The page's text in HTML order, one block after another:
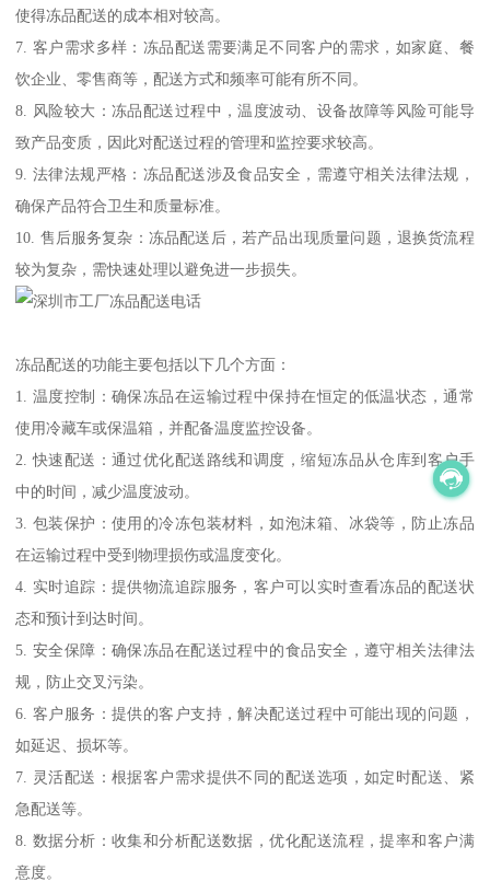
使得冻品配送的成本相对较高。
7. 客户需求多样：冻品配送需要满足不同客户的需求，如家庭、餐
饮企业、零售商等，配送方式和频率可能有所不同。
8. 风险较大：冻品配送过程中，温度波动、设备故障等风险可能导
致产品变质，因此对配送过程的管理和监控要求较高。
9. 法律法规严格：冻品配送涉及食品安全，需遵守相关法律法规，
确保产品符合卫生和质量标准。
10. 售后服务复杂：冻品配送后，若产品出现质量问题，退换货流程
较为复杂，需快速处理以避免进一步损失。
冻品配送的功能主要包括以下几个方面：
1. 温度控制：确保冻品在运输过程中保持在恒定的低温状态，通常
使用冷藏车或保温箱，并配备温度监控设备。
2. 快速配送：通过优化配送路线和调度，缩短冻品从仓库到客户手
中的时间，减少温度波动。
3. 包装保护：使用的冷冻包装材料，如泡沫箱、冰袋等，防止冻品
在运输过程中受到物理损伤或温度变化。
4. 实时追踪：提供物流追踪服务，客户可以实时查看冻品的配送状
态和预计到达时间。
5. 安全保障：确保冻品在配送过程中的食品安全，遵守相关法律法
规，防止交叉污染。
6. 客户服务：提供的客户支持，解决配送过程中可能出现的问题，
如延迟、损坏等。
7. 灵活配送：根据客户需求提供不同的配送选项，如定时配送、紧
急配送等。
8. 数据分析：收集和分析配送数据，优化配送流程，提率和客户满
意度。